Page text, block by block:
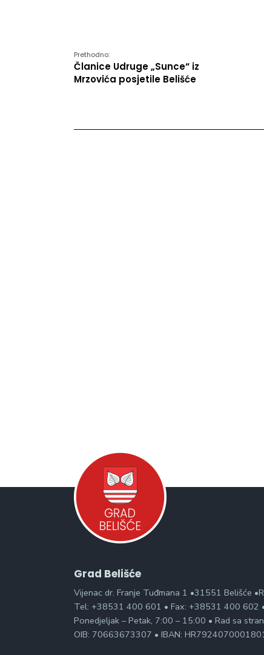
Prethodno:
Članice Udruge „Sunce“ iz
Mrzovića posjetile Belišće
Grad Belišće
Vijenac dr. Franje Tuđmana 1 •31551 Belišće
Tel: +38531 400 601 • Fax: +38531 400 602
Ponedjeljak – Petak, 7:00 – 15:00 • Rad sa
OIB: 70663673307 • IBAN: